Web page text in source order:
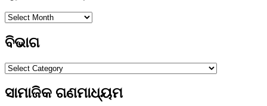
ପୁରାତନ
ବିଭାଗ
ବିଭାଗ
ସାମାଜିକ ଗଣମାଧ୍ୟମ